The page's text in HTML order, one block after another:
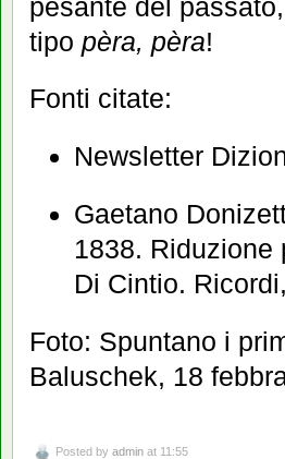
tipo pèra, pèra!
Fonti citate:
Newsletter
Gaetano
1838. Riduzione
Di Cintio.
Foto: Spuntano i
Baluschek, 18
Posted by admin at 11:55